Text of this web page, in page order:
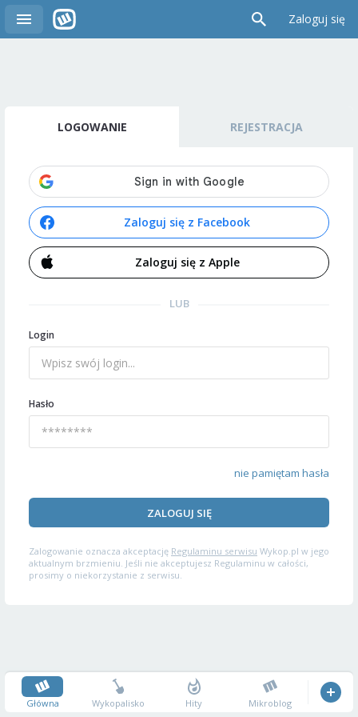
Zaloguj się
LOGOWANIE REJESTRACJA
Zaloguj się z Facebook
Zaloguj się z Apple
LUB
Login
Hasło
nie pamiętam hasła
ZALOGUJ SIĘ
Zalogowanie oznacza akceptację Regulaminu serwisu Wykop.pl w jego
aktualnym brzmieniu. Jeśli nie akceptujesz Regulaminu w całości,
prosimy o niekorzystanie z serwisu.
Główna Wykopalisko Hity Mikroblog